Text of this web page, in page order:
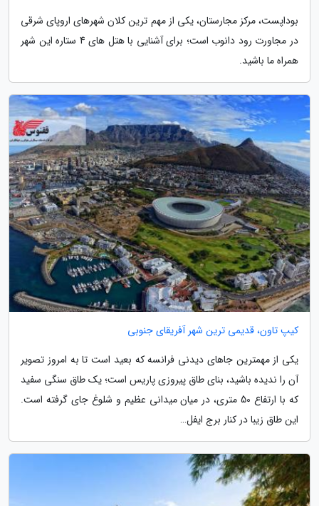
بوداپست، مرکز مجارستان، یکی از مهم ترین کلان شهرهای اروپای شرقی
در مجاورت رود دانوب است؛ برای آشنایی با هتل های 4 ستاره این شهر
همراه ما باشید.
کیپ تاون، قدیمی ترین شهر آفریقای جنوبی
یکی از مهمترین جاهای دیدنی فرانسه که بعید است تا به امروز تصویر
آن را ندیده باشید، بنای طاق پیروزی پاریس است؛ یک طاق سنگی سفید
که با ارتفاع 50 متری، در میان میدانی عظیم و شلوغ جای گرفته است.
این طاق زیبا در کنار برج ایفل…